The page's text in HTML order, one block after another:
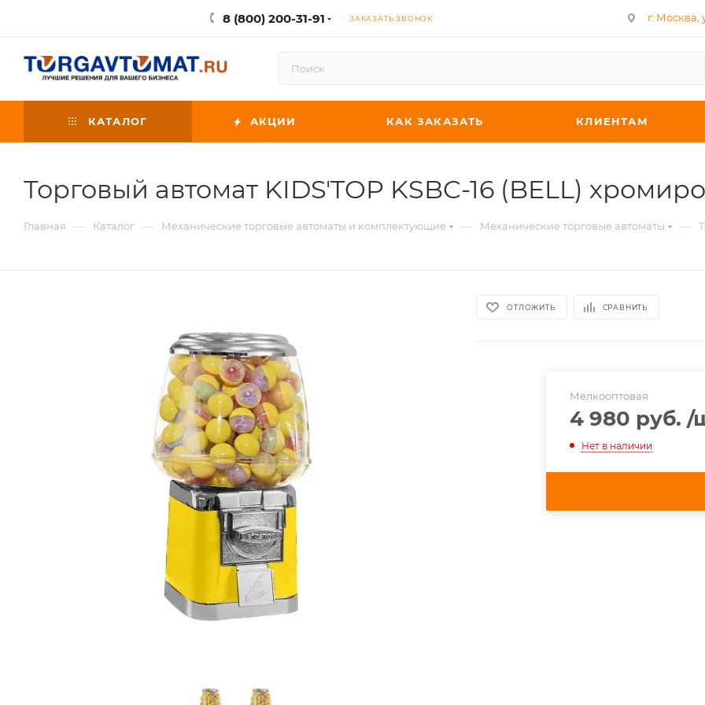
8 (800) 200-31-91 ЗАКАЗАТЬ ЗВОНОК г. Москва,
КАТАЛОГ АКЦИИ КАК ЗАКАЗАТЬ КЛИЕНТАМ
Торговый автомат KIDS'TOP KSBC-16 (BELL)
Главная — Каталог — Механические торговые автоматы и комплектующие — Механические торговые автоматы —
ОТЛОЖИТЬ СРАВНИТЬ
Мелкооптовая
4 980 руб. /
Нет в наличии